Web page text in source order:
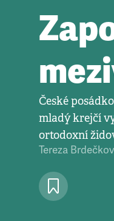
České
mladý krejčí
ortodoxní
Tereza